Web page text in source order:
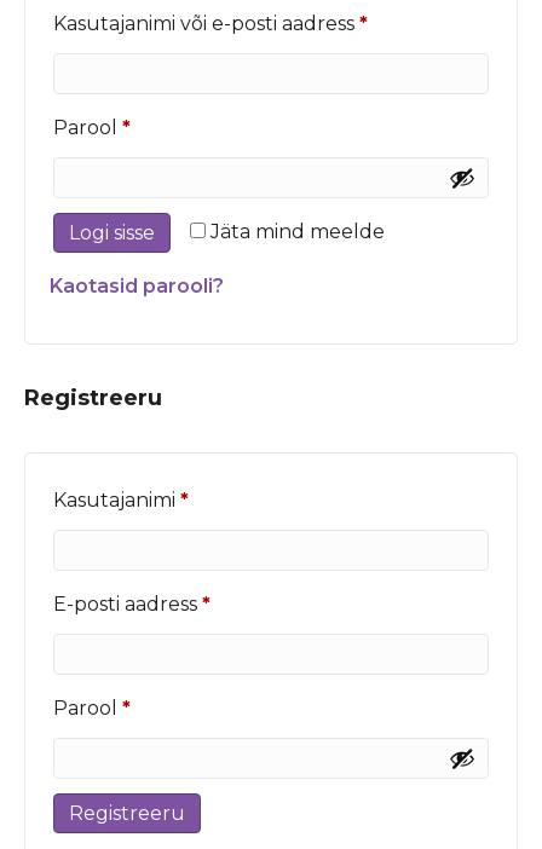
Kasutajanimi või e-posti aadress *Nõutud
Parool *Nõutud
Jäta mind meelde
Logi sisse
Kaotasid parooli?
Registreeru
Kasutajanimi *Nõutud
E-posti aadress *Nõutud
Parool *Nõutud
Registreeru